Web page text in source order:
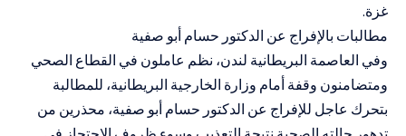
غزة.
مطالبات بالإفراج عن الدكتور حسام أبو صفية
وفي العاصمة البريطانية لندن، نظم عاملون في القطاع الصحي
ومتضامنون وقفة أمام وزارة الخارجية البريطانية، للمطالبة
بتحرك عاجل للإفراج عن الدكتور حسام أبو صفية، محذرين من